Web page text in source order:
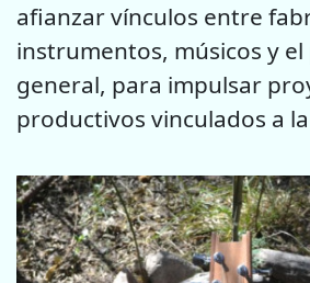
afianzar vínculos entre
instrumentos, músicos y
general, para impulsar
productivos vinculados a